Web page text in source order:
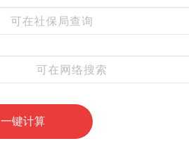
一键计算